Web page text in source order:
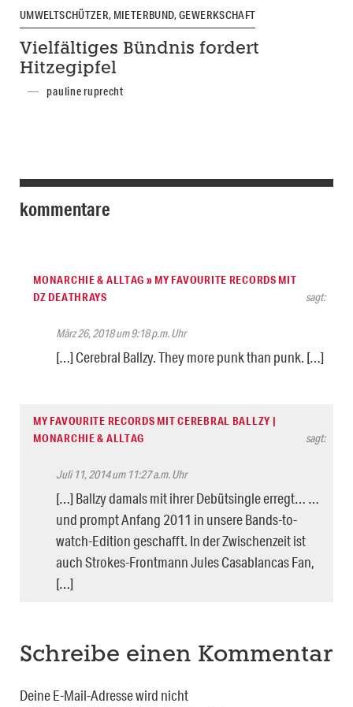
UMWELTSCHÜTZER, MIETERBUND, GEWERKSCHAFT
Vielfältiges Bündnis fordert
Hitzegipfel
pauline ruprecht
kommentare
MONARCHIE & ALLTAG » MY FAVOURITE RECORDS MIT
DZ DEATHRAYS
sagt:
März 26, 2018 um 9:18 p.m. Uhr
[…] Cerebral Ballzy. They more punk than punk. […]
MY FAVOURITE RECORDS MIT CEREBRAL BALLZY |
MONARCHIE & ALLTAG
sagt:
Juli 11, 2014 um 11:27 a.m. Uhr
[…] Ballzy damals mit ihrer Debütsingle erregt… …
und prompt Anfang 2011 in unsere Bands-to-
watch-Edition geschafft. In der Zwischenzeit ist
auch Strokes-Frontmann Jules Casablancas Fan,
[…]
Schreibe einen Kommentar
Deine E-Mail-Adresse wird nicht